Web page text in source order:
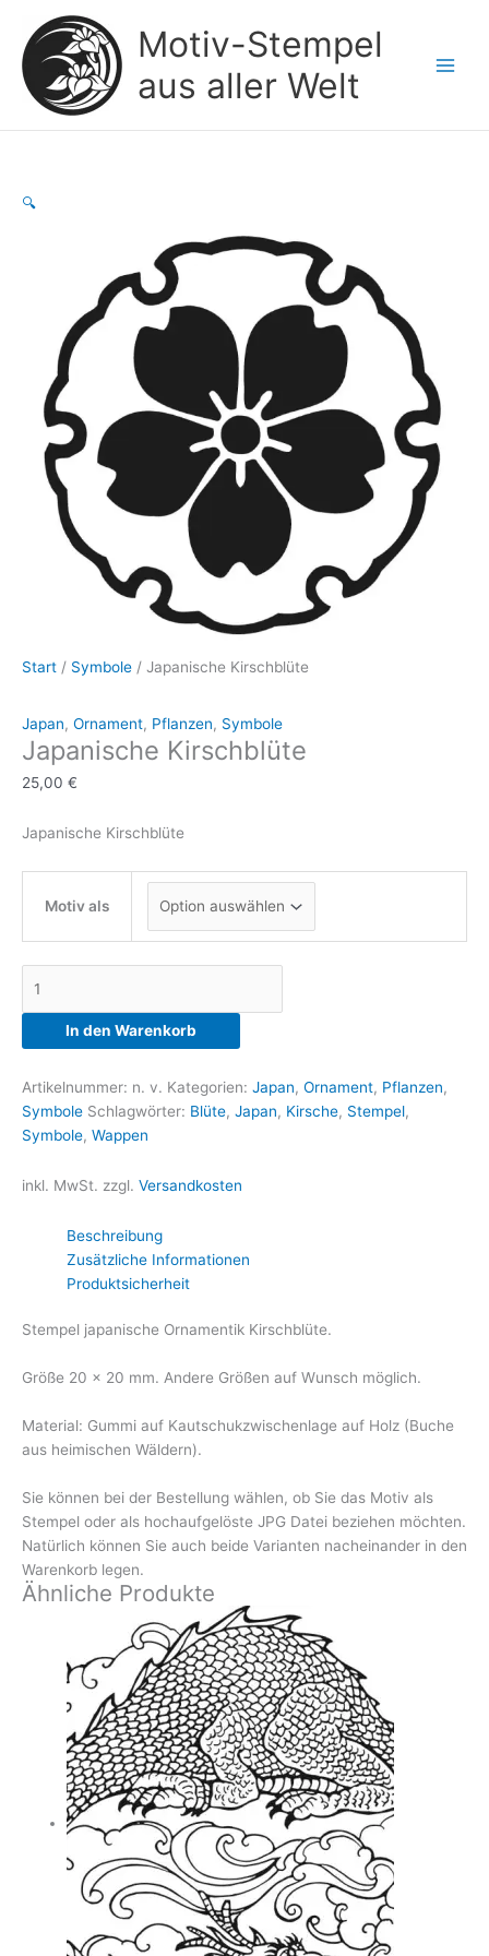
Inhalt
springen
Motiv-Stempel
aus aller Welt
🔍
Start / Symbole / Japanische Kirschblüte
Japan, Ornament, Pflanzen, Symbole
Japanische Kirschblüte
25,00 €
Japanische Kirschblüte
Motiv als
Kirschblüte
MengeIn den Warenkorb
Artikelnummer: n. v. Kategorien: Japan, Ornament, Pflanzen,
Symbole Schlagwörter: Blüte, Japan, Kirsche, Stempel,
Symbole, Wappen
inkl. MwSt. zzgl. Versandkosten
Beschreibung
Zusätzliche Informationen
Produktsicherheit
Stempel japanische Ornamentik Kirschblüte.
Größe 20 x 20 mm. Andere Größen auf Wunsch möglich.
Material: Gummi auf Kautschukzwischenlage auf Holz (Buche
aus heimischen Wäldern).
Sie können bei der Bestellung wählen, ob Sie das Motiv als
Stempel oder als hochaufgelöste JPG Datei beziehen möchten.
Natürlich können Sie auch beide Varianten nacheinander in den
Warenkorb legen.
Ähnliche Produkte